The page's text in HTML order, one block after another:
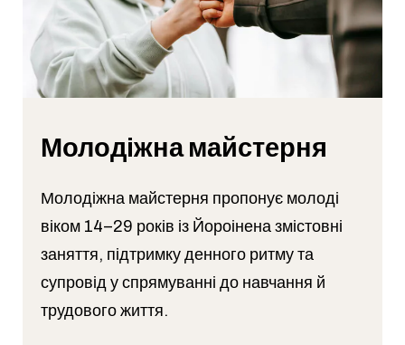
Молодіжна майстерня
Молодіжна майстерня пропонує молоді
віком 14–29 років із Йороінена змістовні
заняття, підтримку денного ритму та
супровід у спрямуванні до навчання й
трудового життя.